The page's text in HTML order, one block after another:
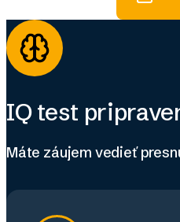
IQ test
Máte záujem vedieť